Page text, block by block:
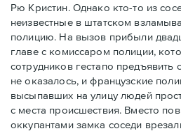
Рю Кристин. Однако кто-то из
неизвестные в штатском
полицию. На вызов прибыли
главе с комиссаром полиции,
сотрудников гестапо
не оказалось, и французские
высыпавших на улицу людей
с места происшествия. Вместо
оккупантами замка соседи